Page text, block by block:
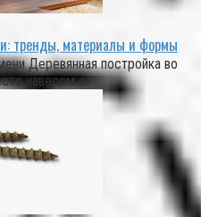
тренды, материалы и формы
Деревянная постройка во
навесом от